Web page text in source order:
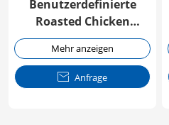
Benutzerdefinierte
Roasted Chicken
Reißverschluss Stand-
up Beutel
Mehr anzeigen
 Anfrage